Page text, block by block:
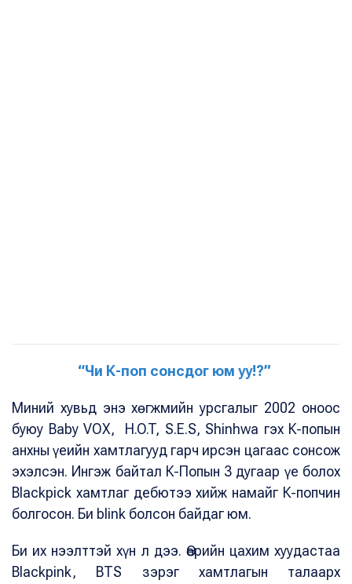
“Чи К-поп сонсдог юм уу!?”
Миний хувьд энэ хөгжмийн урсгалыг 2002 оноос
буюу Baby VOX, H.O.T, S.E.S, Shinhwa гэх К-попын
анхны үеийн хамтлагууд гарч ирсэн цагаас сонсож
эхэлсэн. Ингэж байтал К-Попын 3 дугаар үе болох
Blackpick хамтлаг дебютээ хийж намайг К-попчин
болгосон. Би blink болсон байдаг юм.
Би их нээлттэй хүн л дээ. Өөрийн цахим хуудастаа
Blackpink, BTS зэрэг хамтлагын талаарх